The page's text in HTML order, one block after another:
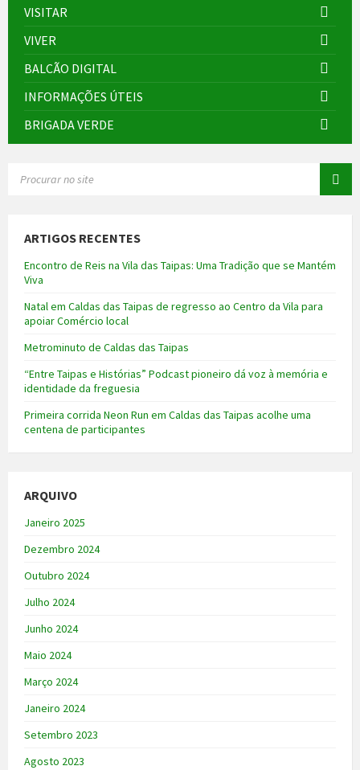
VISITAR
VIVER
BALCÃO DIGITAL
INFORMAÇÕES ÚTEIS
BRIGADA VERDE
ARTIGOS RECENTES
Encontro de Reis na Vila das Taipas: Uma Tradição que se Mantém
Viva
Natal em Caldas das Taipas de regresso ao Centro da Vila para
apoiar Comércio local
Metrominuto de Caldas das Taipas
“Entre Taipas e Histórias” Podcast pioneiro dá voz à memória e
identidade da freguesia
Primeira corrida Neon Run em Caldas das Taipas acolhe uma
centena de participantes
ARQUIVO
Janeiro 2025
Dezembro 2024
Outubro 2024
Julho 2024
Junho 2024
Maio 2024
Março 2024
Janeiro 2024
Setembro 2023
Agosto 2023